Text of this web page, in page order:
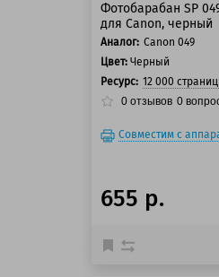
Фотобарабан SP
для Canon, черный
Аналог: Canon 049
Цвет: Черный
Ресурс: 12 000
0 отзывов 0
Совместим с
655 р.